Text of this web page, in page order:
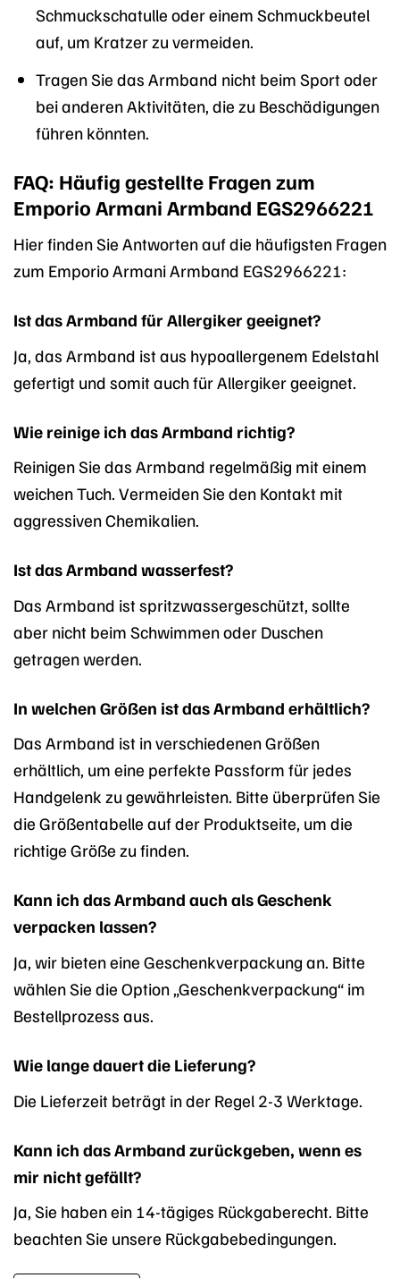
Schmuckschatulle oder einem Schmuckbeutel
auf, um Kratzer zu vermeiden.
Tragen Sie das Armband nicht beim Sport oder
bei anderen Aktivitäten, die zu Beschädigungen
führen könnten.
FAQ: Häufig gestellte Fragen zum
Emporio Armani Armband EGS2966221
Hier finden Sie Antworten auf die häufigsten Fragen
zum Emporio Armani Armband EGS2966221:
Ist das Armband für Allergiker geeignet?
Ja, das Armband ist aus hypoallergenem Edelstahl
gefertigt und somit auch für Allergiker geeignet.
Wie reinige ich das Armband richtig?
Reinigen Sie das Armband regelmäßig mit einem
weichen Tuch. Vermeiden Sie den Kontakt mit
aggressiven Chemikalien.
Ist das Armband wasserfest?
Das Armband ist spritzwassergeschützt, sollte
aber nicht beim Schwimmen oder Duschen
getragen werden.
In welchen Größen ist das Armband erhältlich?
Das Armband ist in verschiedenen Größen
erhältlich, um eine perfekte Passform für jedes
Handgelenk zu gewährleisten. Bitte überprüfen Sie
die Größentabelle auf der Produktseite, um die
richtige Größe zu finden.
Kann ich das Armband auch als Geschenk
verpacken lassen?
Ja, wir bieten eine Geschenkverpackung an. Bitte
wählen Sie die Option „Geschenkverpackung“ im
Bestellprozess aus.
Wie lange dauert die Lieferung?
Die Lieferzeit beträgt in der Regel 2-3 Werktage.
Kann ich das Armband zurückgeben, wenn es
mir nicht gefällt?
Ja, Sie haben ein 14-tägiges Rückgaberecht. Bitte
beachten Sie unsere Rückgabebedingungen.